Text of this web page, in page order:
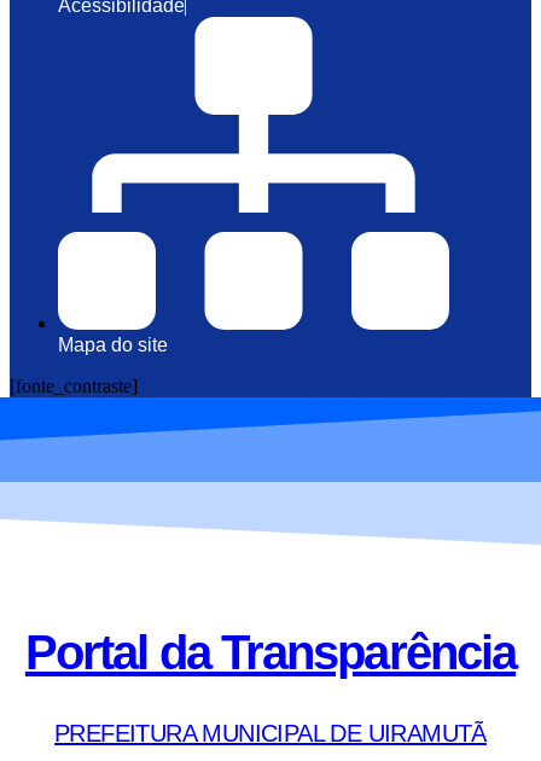
Acessibilidade
Mapa do site
[fonte_contraste]
Portal da Transparência
PREFEITURA MUNICIPAL DE UIRAMUTÃ